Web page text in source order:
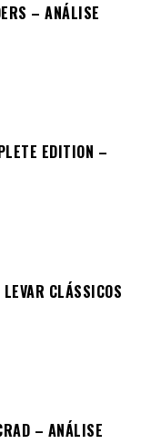
– ANÁLISE
EDITION –
CLÁSSICOS
– ANÁLISE